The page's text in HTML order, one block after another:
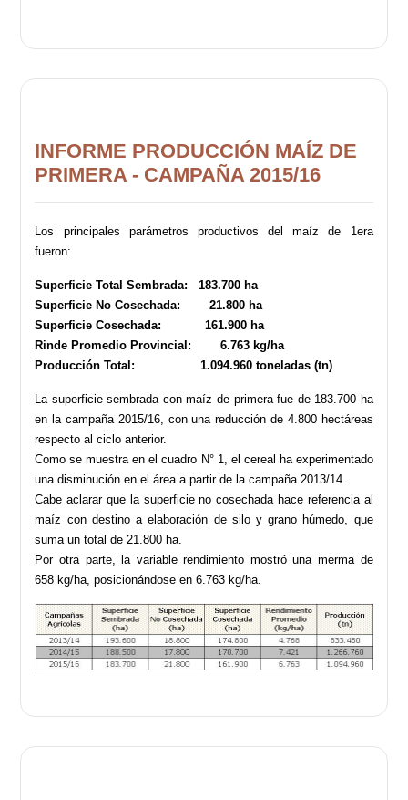
INFORME PRODUCCIÓN MAÍZ DE
PRIMERA - CAMPAÑA 2015/16
Los principales parámetros productivos del maíz de 1era
fueron:
Superficie Total Sembrada: 183.700 ha
Superficie No Cosechada: 21.800 ha
Superficie Cosechada: 161.900 ha
Rinde Promedio Provincial: 6.763 kg/ha
Producción Total: 1.094.960 toneladas (tn)
La superficie sembrada con maíz de primera fue de 183.700 ha
en la campaña 2015/16, con una reducción de 4.800 hectáreas
respecto al ciclo anterior.
Como se muestra en el cuadro N° 1, el cereal ha experimentado
una disminución en el área a partir de la campaña 2013/14.
Cabe aclarar que la superficie no cosechada hace referencia al
maíz con destino a elaboración de silo y grano húmedo, que
suma un total de 21.800 ha.
Por otra parte, la variable rendimiento mostró una merma de
658 kg/ha, posicionándose en 6.763 kg/ha.